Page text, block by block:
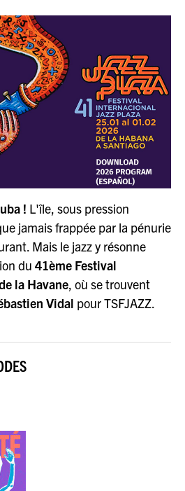
! L'île, sous pression
jamais frappée par la pénurie
Mais le jazz y résonne
du 41ème Festival
la Havane, où se trouvent
Vidal pour TSFJAZZ.